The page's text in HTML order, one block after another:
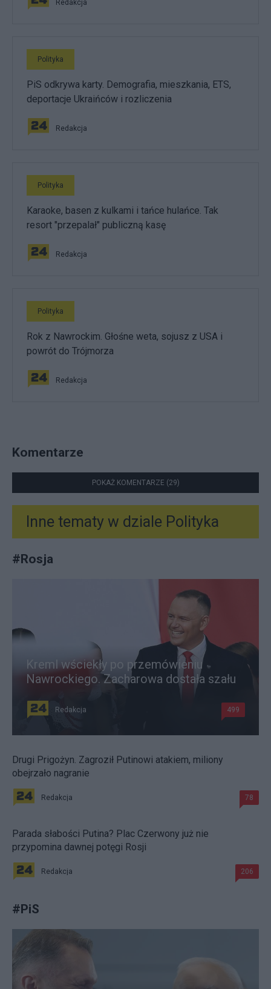
Redakcja
Polityka
PiS odkrywa karty. Demografia, mieszkania, ETS,
deportacje Ukraińców i rozliczenia
Redakcja
Polityka
Karaoke, basen z kulkami i tańce hulańce. Tak
resort "przepalał" publiczną kasę
Redakcja
Polityka
Rok z Nawrockim. Głośne weta, sojusz z USA i
powrót do Trójmorza
Redakcja
Komentarze
POKAŻ KOMENTARZE (29)
Inne tematy w dziale Polityka
#Rosja
Kreml wściekły po przemówieniu
Nawrockiego. Zacharowa dostała szału
Redakcja 499
Drugi Prigożyn. Zagroził Putinowi atakiem, miliony
obejrzało nagranie
Redakcja 78
Parada słabości Putina? Plac Czerwony już nie
przypomina dawnej potęgi Rosji
Redakcja 206
#PiS